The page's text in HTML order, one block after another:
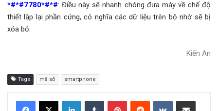
*#*#7780*#*#: Điều này sẽ nhanh chóng đưa máy về chế độ
thiết lập lại phần cứng, có nghĩa các dữ liệu trên bộ nhớ sẽ bị
xóa bỏ.
Kiến An
Tags mã số smartphone